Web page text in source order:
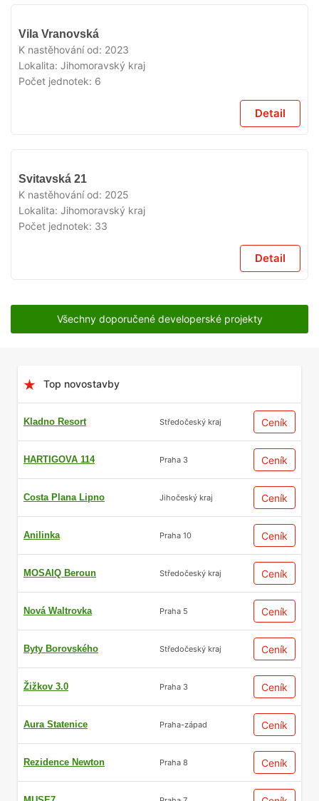
Vila Vranovská
K nastěhování od: 2023
Lokalita: Jihomoravský kraj
Počet jednotek: 6
Detail
Svitavská 21
K nastěhování od: 2025
Lokalita: Jihomoravský kraj
Počet jednotek: 33
Detail
Všechny doporučené developerské projekty
Top novostavby
Kladno Resort Středočeský kraj Ceník
HARTIGOVA 114 Praha 3 Ceník
Costa Plana Lipno Jihočeský kraj Ceník
Anilinka Praha 10 Ceník
MOSAIQ Beroun Středočeský kraj Ceník
Nová Waltrovka Praha 5 Ceník
Byty Borovského Středočeský kraj Ceník
Žižkov 3.0 Praha 3 Ceník
Aura Statenice Praha-západ Ceník
Rezidence Newton Praha 8 Ceník